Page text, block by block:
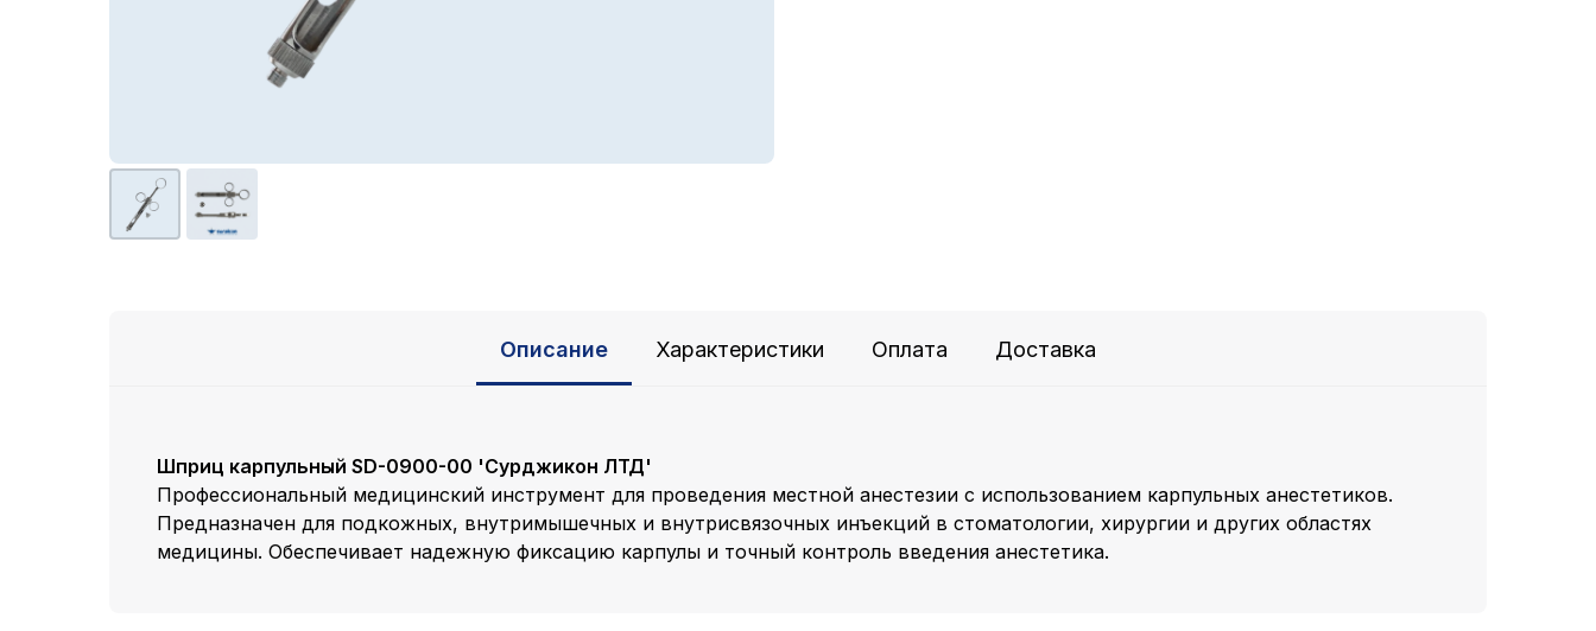
Описание Характеристики Оплата Доставка
Шприц карпульный SD-0900-00 'Сурджикон ЛТД'
Профессиональный медицинский инструмент для проведения местной анестезии с использованием карпульных анестетиков.
Предназначен для подкожных, внутримышечных и внутрисвязочных инъекций в стоматологии, хирургии и других областях
медицины. Обеспечивает надежную фиксацию карпулы и точный контроль введения анестетика.